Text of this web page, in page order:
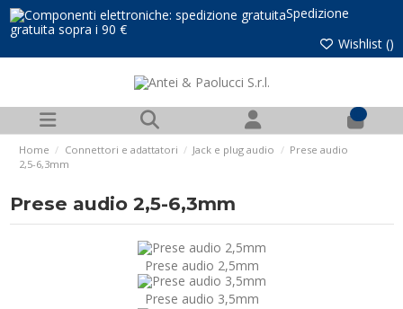
Spedizione
gratuita sopra i 90 €
Wishlist ()
Home Connettori e adattatori Jack e plug audio
Prese audio
2,5-6,3mm
Prese audio 2,5-6,3mm
Prese audio 2,5mm
Prese audio 3,5mm